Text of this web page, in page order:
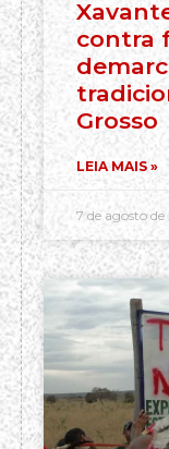
contra
Grosso
LEIA MAIS »
7 de agosto